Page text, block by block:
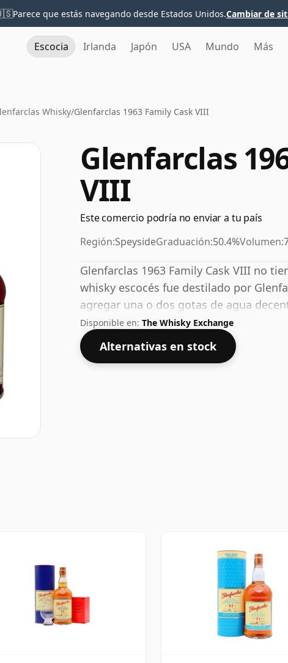
Parece que estás navegando desde Estados Unidos.Cambiar de
Escocia Irlanda Japón USA Mundo Más
Whisky/Glenfarclas 1963 Family Cask VIII
Glenfarclas
VIII
Este comercio podría no enviar a tu país
Región:SpeysideGraduación:50.4%Volumen:
Glenfarclas 1963 Family Cask VIII no
whisky escocés fue destilado por
agregar una o dos gotas de agua
abrir el espíritu.
Disponible en: The Whisky Exchange
Alternativas en stock